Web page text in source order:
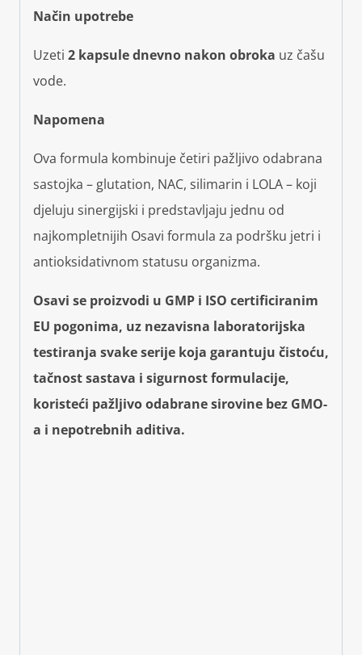
Način upotrebe
Uzeti 2 kapsule dnevno nakon obroka uz čašu
vode.
Napomena
Ova formula kombinuje četiri pažljivo odabrana
sastojka – glutation, NAC, silimarin i LOLA – koji
djeluju sinergijski i predstavljaju jednu od
najkompletnijih Osavi formula za podršku jetri i
antioksidativnom statusu organizma.
Osavi se proizvodi u GMP i ISO certificiranim
EU pogonima, uz nezavisna laboratorijska
testiranja svake serije koja garantuju čistoću,
tačnost sastava i sigurnost formulacije,
koristeći pažljivo odabrane sirovine bez GMO-
a i nepotrebnih aditiva.